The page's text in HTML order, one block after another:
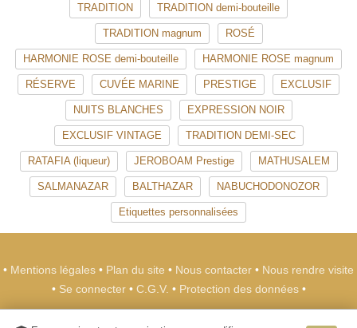
TRADITION TRADITION demi-bouteille
TRADITION magnum ROSÉ
HARMONIE ROSE demi-bouteille HARMONIE ROSE magnum
RÉSERVE CUVÉE MARINE PRESTIGE EXCLUSIF
NUITS BLANCHES EXPRESSION NOIR
EXCLUSIF VINTAGE TRADITION DEMI-SEC
RATAFIA (liqueur) JEROBOAM Prestige MATHUSALEM
SALMANAZAR BALTHAZAR NABUCHODONOZOR
Etiquettes personnalisées
• Mentions légales • Plan du site • Nous contacter • Nous rendre visite
• Se connecter • C.G.V. • Protection des données •